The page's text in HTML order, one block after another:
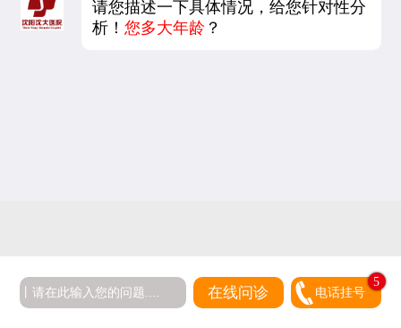
请您描述一下具体情况，给您针对性分
析！ 您多大年龄？
在线问诊 电话挂号
5